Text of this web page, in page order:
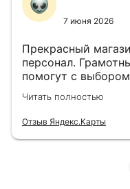
7 июня 2026
Прекрасный
персонал.
помогут с
назначенный день!
Читать полностью
Отзыв Яндекс.Карты